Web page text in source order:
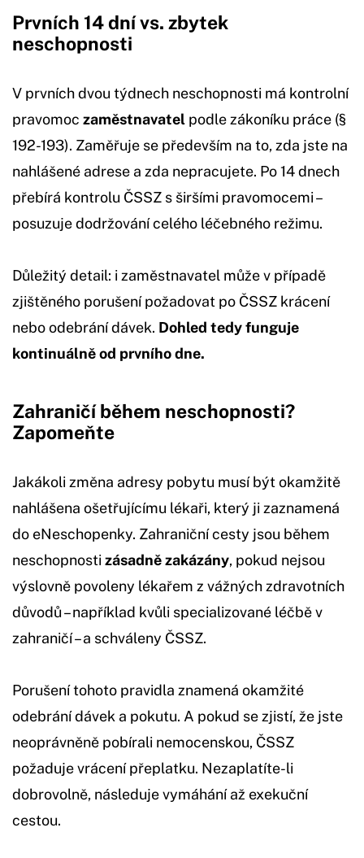
Prvních 14 dní vs. zbytek
neschopnosti
V prvních dvou týdnech neschopnosti má kontrolní
pravomoc zaměstnavatel podle zákoníku práce (§
192-193). Zaměřuje se především na to, zda jste na
nahlášené adrese a zda nepracujete. Po 14 dnech
přebírá kontrolu ČSSZ s širšími pravomocemi –
posuzuje dodržování celého léčebného režimu.
Důležitý detail: i zaměstnavatel může v případě
zjištěného porušení požadovat po ČSSZ krácení
nebo odebrání dávek. Dohled tedy funguje
kontinuálně od prvního dne.
Zahraničí během neschopnosti?
Zapomeňte
Jakákoli změna adresy pobytu musí být okamžitě
nahlášena ošetřujícímu lékaři, který ji zaznamená
do eNeschopenky. Zahraniční cesty jsou během
neschopnosti zásadně zakázány, pokud nejsou
výslovně povoleny lékařem z vážných zdravotních
důvodů – například kvůli specializované léčbě v
zahraničí – a schváleny ČSSZ.
Porušení tohoto pravidla znamená okamžité
odebrání dávek a pokutu. A pokud se zjistí, že jste
neoprávněně pobírali nemocenskou, ČSSZ
požaduje vrácení přeplatku. Nezaplatíte-li
dobrovolně, následuje vymáhání až exekuční
cestou.